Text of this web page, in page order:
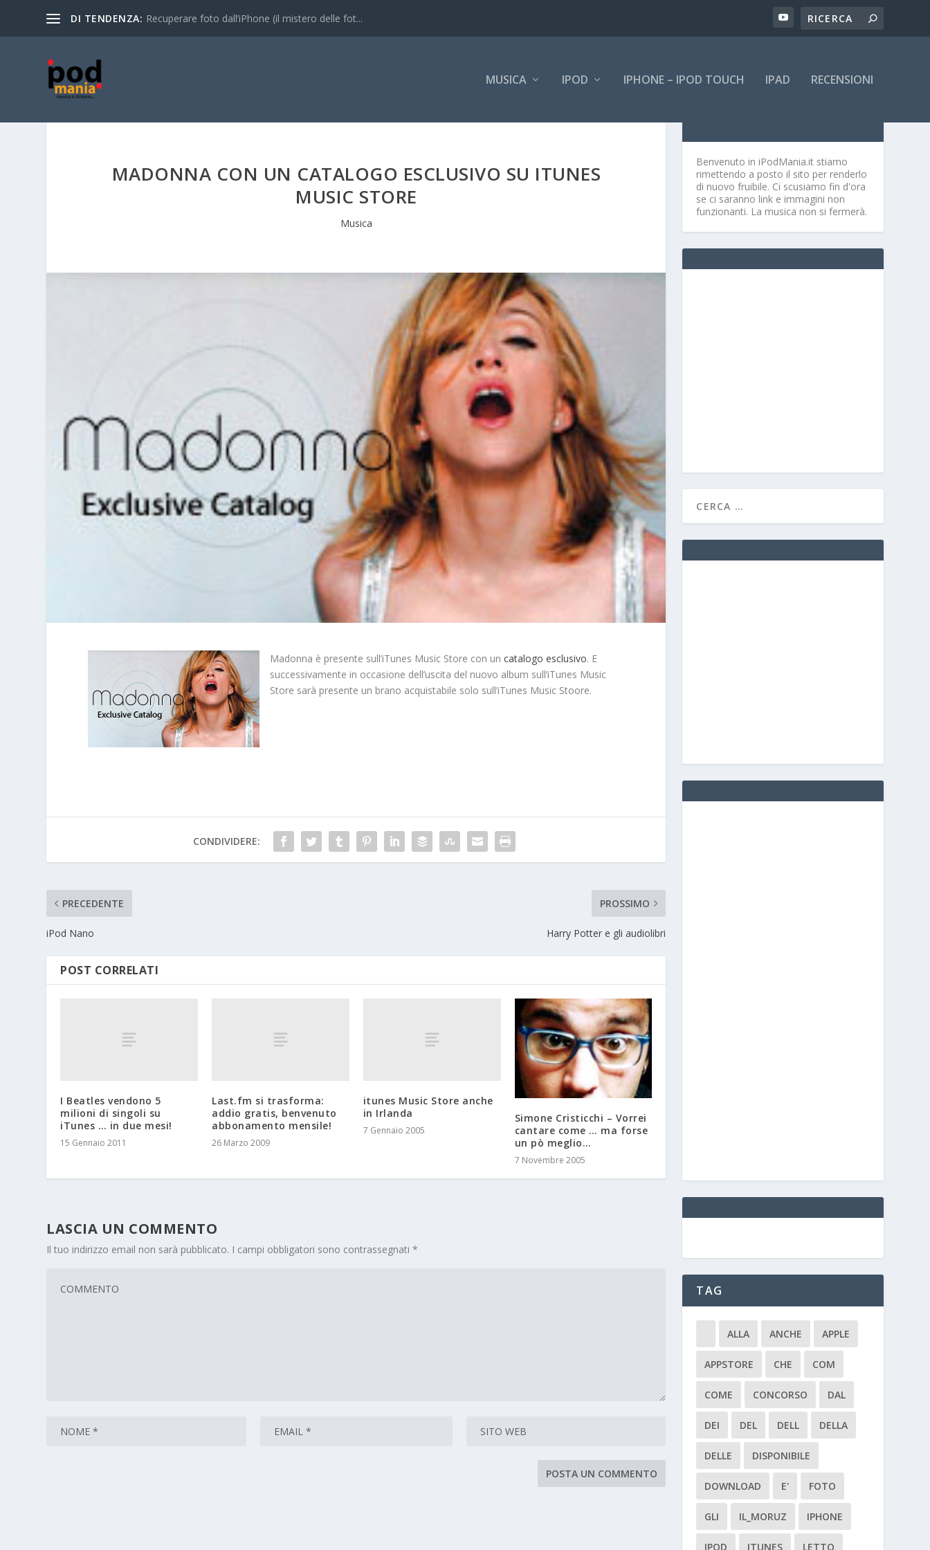
DI TENDENZA: Recuperare foto dall’iPhone (il mistero delle fot...
MUSICA IPOD IPHONE – IPOD TOUCH IPAD RECENSIONI
MADONNA CON UN CATALOGO ESCLUSIVO SU ITUNES
MUSIC STORE
Musica
Madonna è presente sull’iTunes Music Store con uncatalogo esclusivo. E
successivamente in occasione dell’uscita del nuovo album sull’iTunes Music
Store sarà presente un brano acquistabile solo sull’iTunes Music Stoore.
CONDIVIDERE:
PRECEDENTE
iPod Nano
PROSSIMO
Harry Potter e gli audiolibri
POST CORRELATI
I Beatles vendono 5
milioni di singoli su
iTunes … in due mesi!
15 Gennaio 2011
Last.fm si trasforma:
addio gratis, benvenuto
abbonamento mensile!
26 Marzo 2009
itunes Music Store anche
in Irlanda
7 Gennaio 2005
Simone Cristicchi – Vorrei
cantare come … ma forse
un pò meglio…
7 Novembre 2005
LASCIA UN COMMENTO
Il tuo indirizzo email non sarà pubblicato. I campi obbligatori sono contrassegnati*
Benvenuto in iPodMania.it stiamo
rimettendo a posto il sito per renderlo
di nuovo fruibile. Ci scusiamo fin d'ora
se ci saranno link e immagini non
funzionanti. La musica non si fermerà.
TAG
ALLA ANCHE APPLE
APPSTORE CHE COM
COME CONCORSO DAL
DEI DEL DELL DELLA
DELLE DISPONIBILE
DOWNLOAD E' FOTO
GLI IL_MORUZ IPHONE
IPOD ITUNES LETTO